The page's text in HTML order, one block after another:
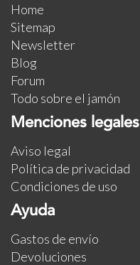
Home
Sitemap
Newsletter
Blog
Forum
Todo sobre el jamón
Menciones legales
Aviso legal
Política de privacidad
Condiciones de uso
Ayuda
Gastos de envío
Devoluciones